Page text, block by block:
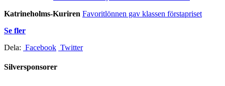
Katrineholms-Kuriren Favoritlönnen gav klassen förstapriset
Se fler
Dela: Facebook Twitter
Silversponsorer